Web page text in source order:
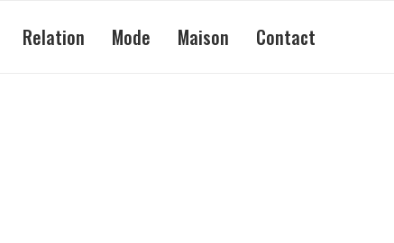
Relation Mode Maison Contact